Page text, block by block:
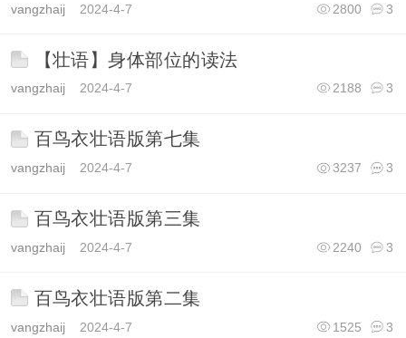
vangzhaij 2024-4-7 3
2800
【壮语】身体部位的读法
vangzhaij 2024-4-7 3
2188
百鸟衣壮语版第七集
vangzhaij 2024-4-7 3
3237
百鸟衣壮语版第三集
vangzhaij 2024-4-7 3
2240
百鸟衣壮语版第二集
vangzhaij 2024-4-7 3
1525